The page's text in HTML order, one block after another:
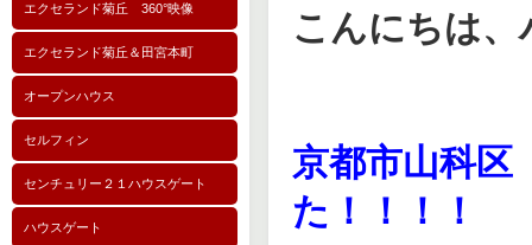
エクセランド菊丘 360°映像
エクセランド菊丘＆田宮本町
オープンハウス
セルフィン
センチュリー２１ハウスゲート
ハウスゲート
こんにちは
京都市山科
た！！！！